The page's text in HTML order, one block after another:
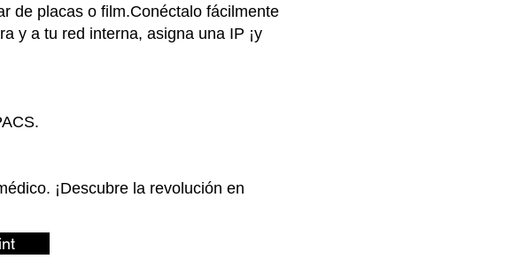
de placas o film.Conéctalo fácilmente
y a tu red interna, asigna una IP ¡y
¡Descubre la revolución en